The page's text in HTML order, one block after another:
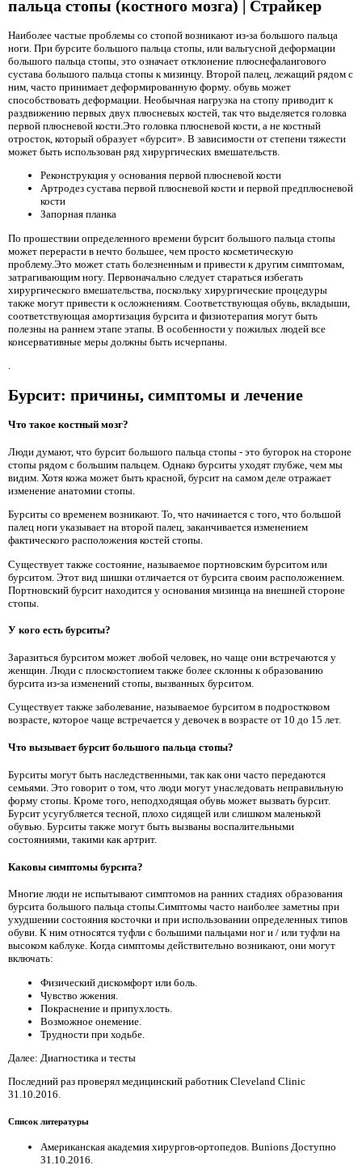
пальца стопы (костного мозга) | Страйкер
Наиболее частые проблемы со стопой возникают из-за большого пальца
ноги. При бурсите большого пальца стопы, или вальгусной деформации
большого пальца стопы, это означает отклонение плюснефалангового
сустава большого пальца стопы к мизинцу. Второй палец, лежащий рядом с
ним, часто принимает деформированную форму. обувь может
способствовать деформации. Необычная нагрузка на стопу приводит к
раздвижению первых двух плюсневых костей, так что выделяется головка
первой плюсневой кости.Это головка плюсневой кости, а не костный
отросток, который образует «бурсит». В зависимости от степени тяжести
может быть использован ряд хирургических вмешательств.
Реконструкция у основания первой плюсневой кости
Артродез сустава первой плюсневой кости и первой предплюсневой
кости
Запорная планка
По прошествии определенного времени бурсит большого пальца стопы
может перерасти в нечто большее, чем просто косметическую
проблему.Это может стать болезненным и привести к другим симптомам,
затрагивающим ногу. Первоначально следует стараться избегать
хирургического вмешательства, поскольку хирургические процедуры
также могут привести к осложнениям. Соответствующая обувь, вкладыши,
соответствующая амортизация бурсита и физиотерапия могут быть
полезны на раннем этапе этапы. В особенности у пожилых людей все
консервативные меры должны быть исчерпаны.
Бурсит: причины, симптомы и лечение
Что такое костный мозг?
Люди думают, что бурсит большого пальца стопы - это бугорок на стороне
стопы рядом с большим пальцем. Однако бурситы уходят глубже, чем мы
видим. Хотя кожа может быть красной, бурсит на самом деле отражает
изменение анатомии стопы.
Бурситы со временем возникают. То, что начинается с того, что большой
палец ноги указывает на второй палец, заканчивается изменением
фактического расположения костей стопы.
Существует также состояние, называемое портновским бурситом или
бурситом. Этот вид шишки отличается от бурсита своим расположением.
Портновский бурсит находится у основания мизинца на внешней стороне
стопы.
У кого есть бурситы?
Заразиться бурситом может любой человек, но чаще они встречаются у
женщин. Люди с плоскостопием также более склонны к образованию
бурсита из-за изменений стопы, вызванных бурситом.
Существует также заболевание, называемое бурситом в подростковом
возрасте, которое чаще встречается у девочек в возрасте от 10 до 15 лет.
Что вызывает бурсит большого пальца стопы?
Бурситы могут быть наследственными, так как они часто передаются
семьями. Это говорит о том, что люди могут унаследовать неправильную
форму стопы. Кроме того, неподходящая обувь может вызвать бурсит.
Бурсит усугубляется тесной, плохо сидящей или слишком маленькой
обувью. Бурситы также могут быть вызваны воспалительными
состояниями, такими как артрит.
Каковы симптомы бурсита?
Многие люди не испытывают симптомов на ранних стадиях образования
бурсита большого пальца стопы.Симптомы часто наиболее заметны при
ухудшении состояния косточки и при использовании определенных типов
обуви. К ним относятся туфли с большими пальцами ног и / или туфли на
высоком каблуке. Когда симптомы действительно возникают, они могут
включать:
Физический дискомфорт или боль.
Чувство жжения.
Покраснение и припухлость.
Возможное онемение.
Трудности при ходьбе.
Далее: Диагностика и тесты
Последний раз проверял медицинский работник Cleveland Clinic
31.10.2016.
Список литературы
Американская академия хирургов-ортопедов. Bunions Доступно
31.10.2016.